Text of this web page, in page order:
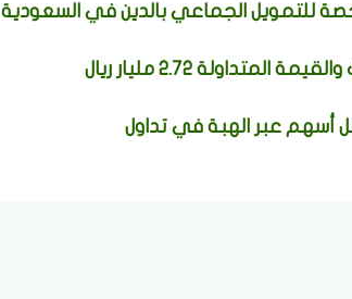
للتمويل الجماعي بالدين في السعودية
أسهم عبر الهبة في تداول